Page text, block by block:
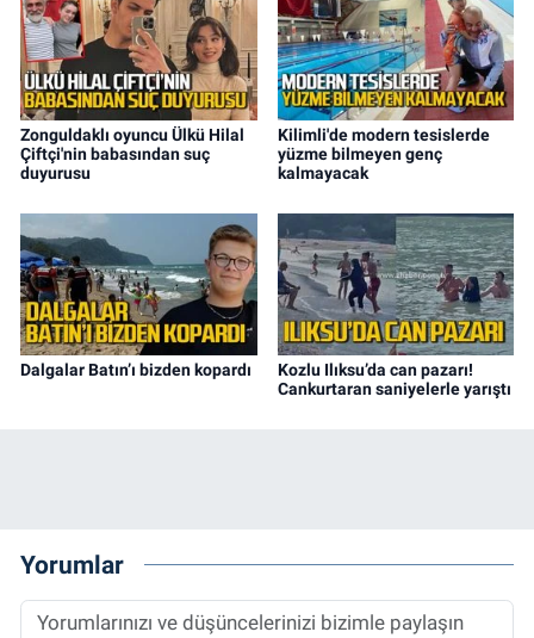
Zonguldaklı oyuncu Ülkü Hilal
Çiftçi'nin babasından suç
duyurusu
Kilimli'de modern tesislerde
yüzme bilmeyen genç
kalmayacak
Dalgalar Batın’ı bizden kopardı
Kozlu Ilıksu’da can pazarı!
Cankurtaran saniyelerle yarıştı
Yorumlar